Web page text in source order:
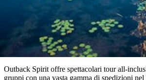
all'aperto
Esplora
per
esperienze
migliori
Pianifica
il
viaggio
Strumenti
per
pianificare
il
viaggio
Outback Spirit offre spettacolari tour all-
gruppi con una vasta gamma di spedizioni